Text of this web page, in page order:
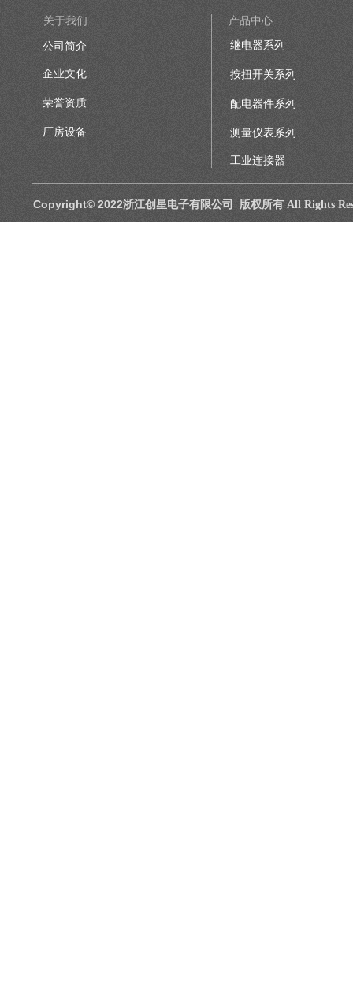
产品中心
Copyright© 2022浙江创星电子有限公司 版权所有 All Rights
关于我们
公司简介
企业文化
荣誉资质
厂房设备
继电器系列
按扭开关系列
配电器件系列
测量仪表系列
工业连接器